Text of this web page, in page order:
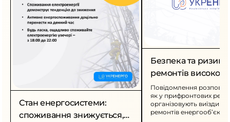
Стан енергосистеми:
споживання знижується,
Безпека та ризики
ремонтів
мережі
Повідомлення
як у прифронтових
організовують виїзди
ремонтів енергооб’єктів.